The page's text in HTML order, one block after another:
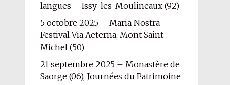
langues – Issy-les-Moulineaux (92)
5 octobre 2025 – Maria Nostra –
Festival Via Aeterna, Mont Saint-
Michel (50)
21 septembre 2025 – Monastère de
Saorge (06), Journées du Patrimoine